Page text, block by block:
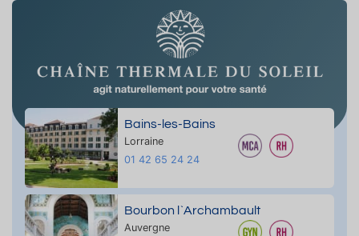
Bains-les-Bains
Lorraine
01 42 65 24 24
Bourbon l`Archambault
Auvergne